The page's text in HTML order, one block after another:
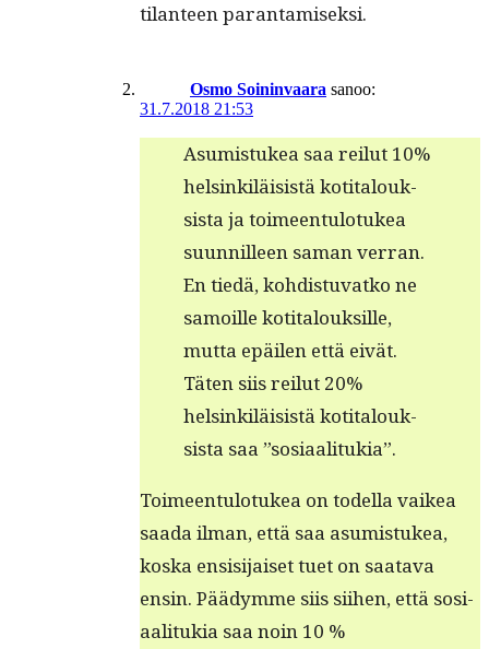
tilanteen parantamiseksi.
Osmo Soininvaara sanoo:
31.7.2018 21:53
Asum­is­tukea saa reilut 10%
helsinkiläi­sistä koti­talouk­
sista ja toimeen­tu­lo­tukea
suun­nilleen saman ver­ran.
En tiedä, kohdis­tu­vatko ne
samoille koti­talouk­sille,
mut­ta epäilen että eivät.
Täten siis reilut 20%
helsinkiläi­sistä koti­talouk­
sista saa ”sosi­aal­i­tukia”.
Toimeen­tu­lo­tukea on todel­la vaikea
saa­da ilman, että saa asum­is­tukea,
kos­ka ensisi­jaiset tuet on saata­va
ensin. Päädymme siis siihen, että sosi­
aal­i­tukia saa noin 10 %